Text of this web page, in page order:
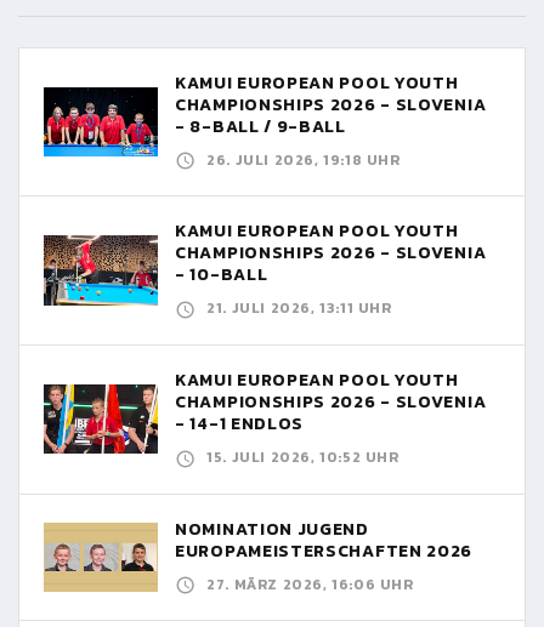
KAMUI EUROPEAN POOL YOUTH
CHAMPIONSHIPS 2026 - SLOVENIA
- 8-BALL / 9-BALL
26. JULI 2026, 19:18 UHR
KAMUI EUROPEAN POOL YOUTH
CHAMPIONSHIPS 2026 - SLOVENIA
- 10-BALL
21. JULI 2026, 13:11 UHR
KAMUI EUROPEAN POOL YOUTH
CHAMPIONSHIPS 2026 - SLOVENIA
- 14-1 ENDLOS
15. JULI 2026, 10:52 UHR
NOMINATION JUGEND
EUROPAMEISTERSCHAFTEN 2026
27. MÄRZ 2026, 16:06 UHR